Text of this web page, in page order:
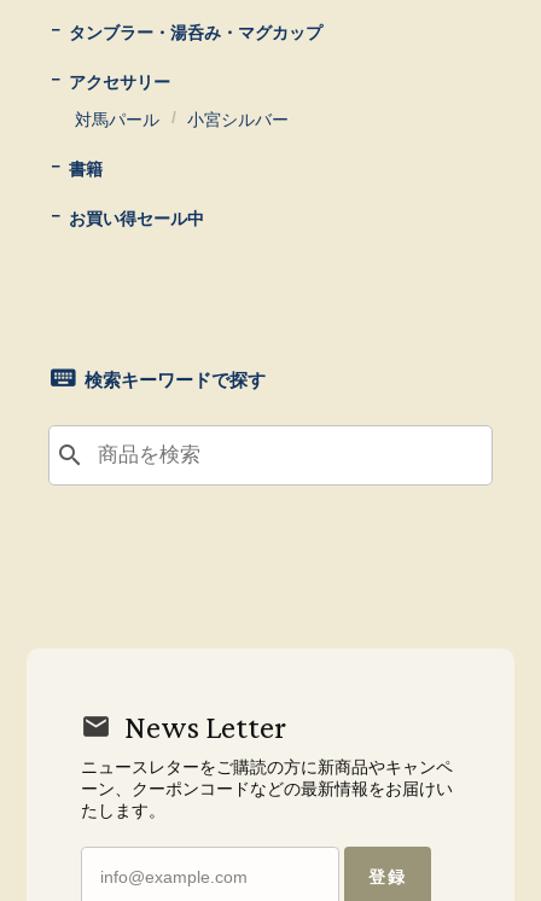
タンブラー・湯呑み・マグカップ
アクセサリー
対馬パール
小宮シルバー
書籍
お買い得セール中
検索キーワードで探す
search
News Letter
ニュースレターをご購読の方に新商品やキャンペ
ーン、クーポンコードなどの最新情報をお届けい
たします。
登録